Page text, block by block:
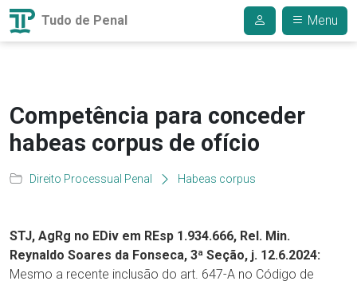
Tudo de Penal Menu
Competência para conceder
habeas corpus de ofício
Direito Processual Penal Habeas corpus
STJ, AgRg no EDiv em REsp 1.934.666, Rel. Min.
Reynaldo Soares da Fonseca, 3ª Seção, j. 12.6.2024:
Mesmo a recente inclusão do art. 647-A no Código de